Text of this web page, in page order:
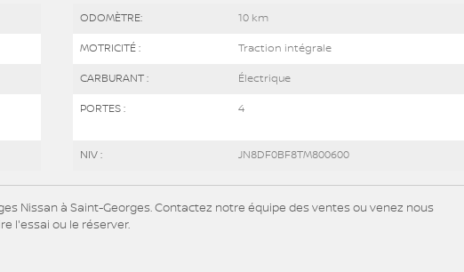
ODOMÈTRE: 10 km
MOTRICITÉ : Traction intégrale
CARBURANT : Électrique
PORTES : 4
NIV : JN8DF0BF8TM800600
Nissan à Saint-Georges. Contactez notre équipe des ventes ou venez nous
l'essai ou le réserver.